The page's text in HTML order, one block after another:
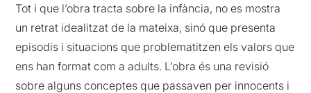
Tot i que l’obra tracta sobre la infància, no es mostra
un retrat idealitzat de la mateixa, sinó que presenta
episodis i situacions que problematitzen els valors que
ens han format com a adults. L’obra és una revisió
sobre alguns conceptes que passaven per innocents i